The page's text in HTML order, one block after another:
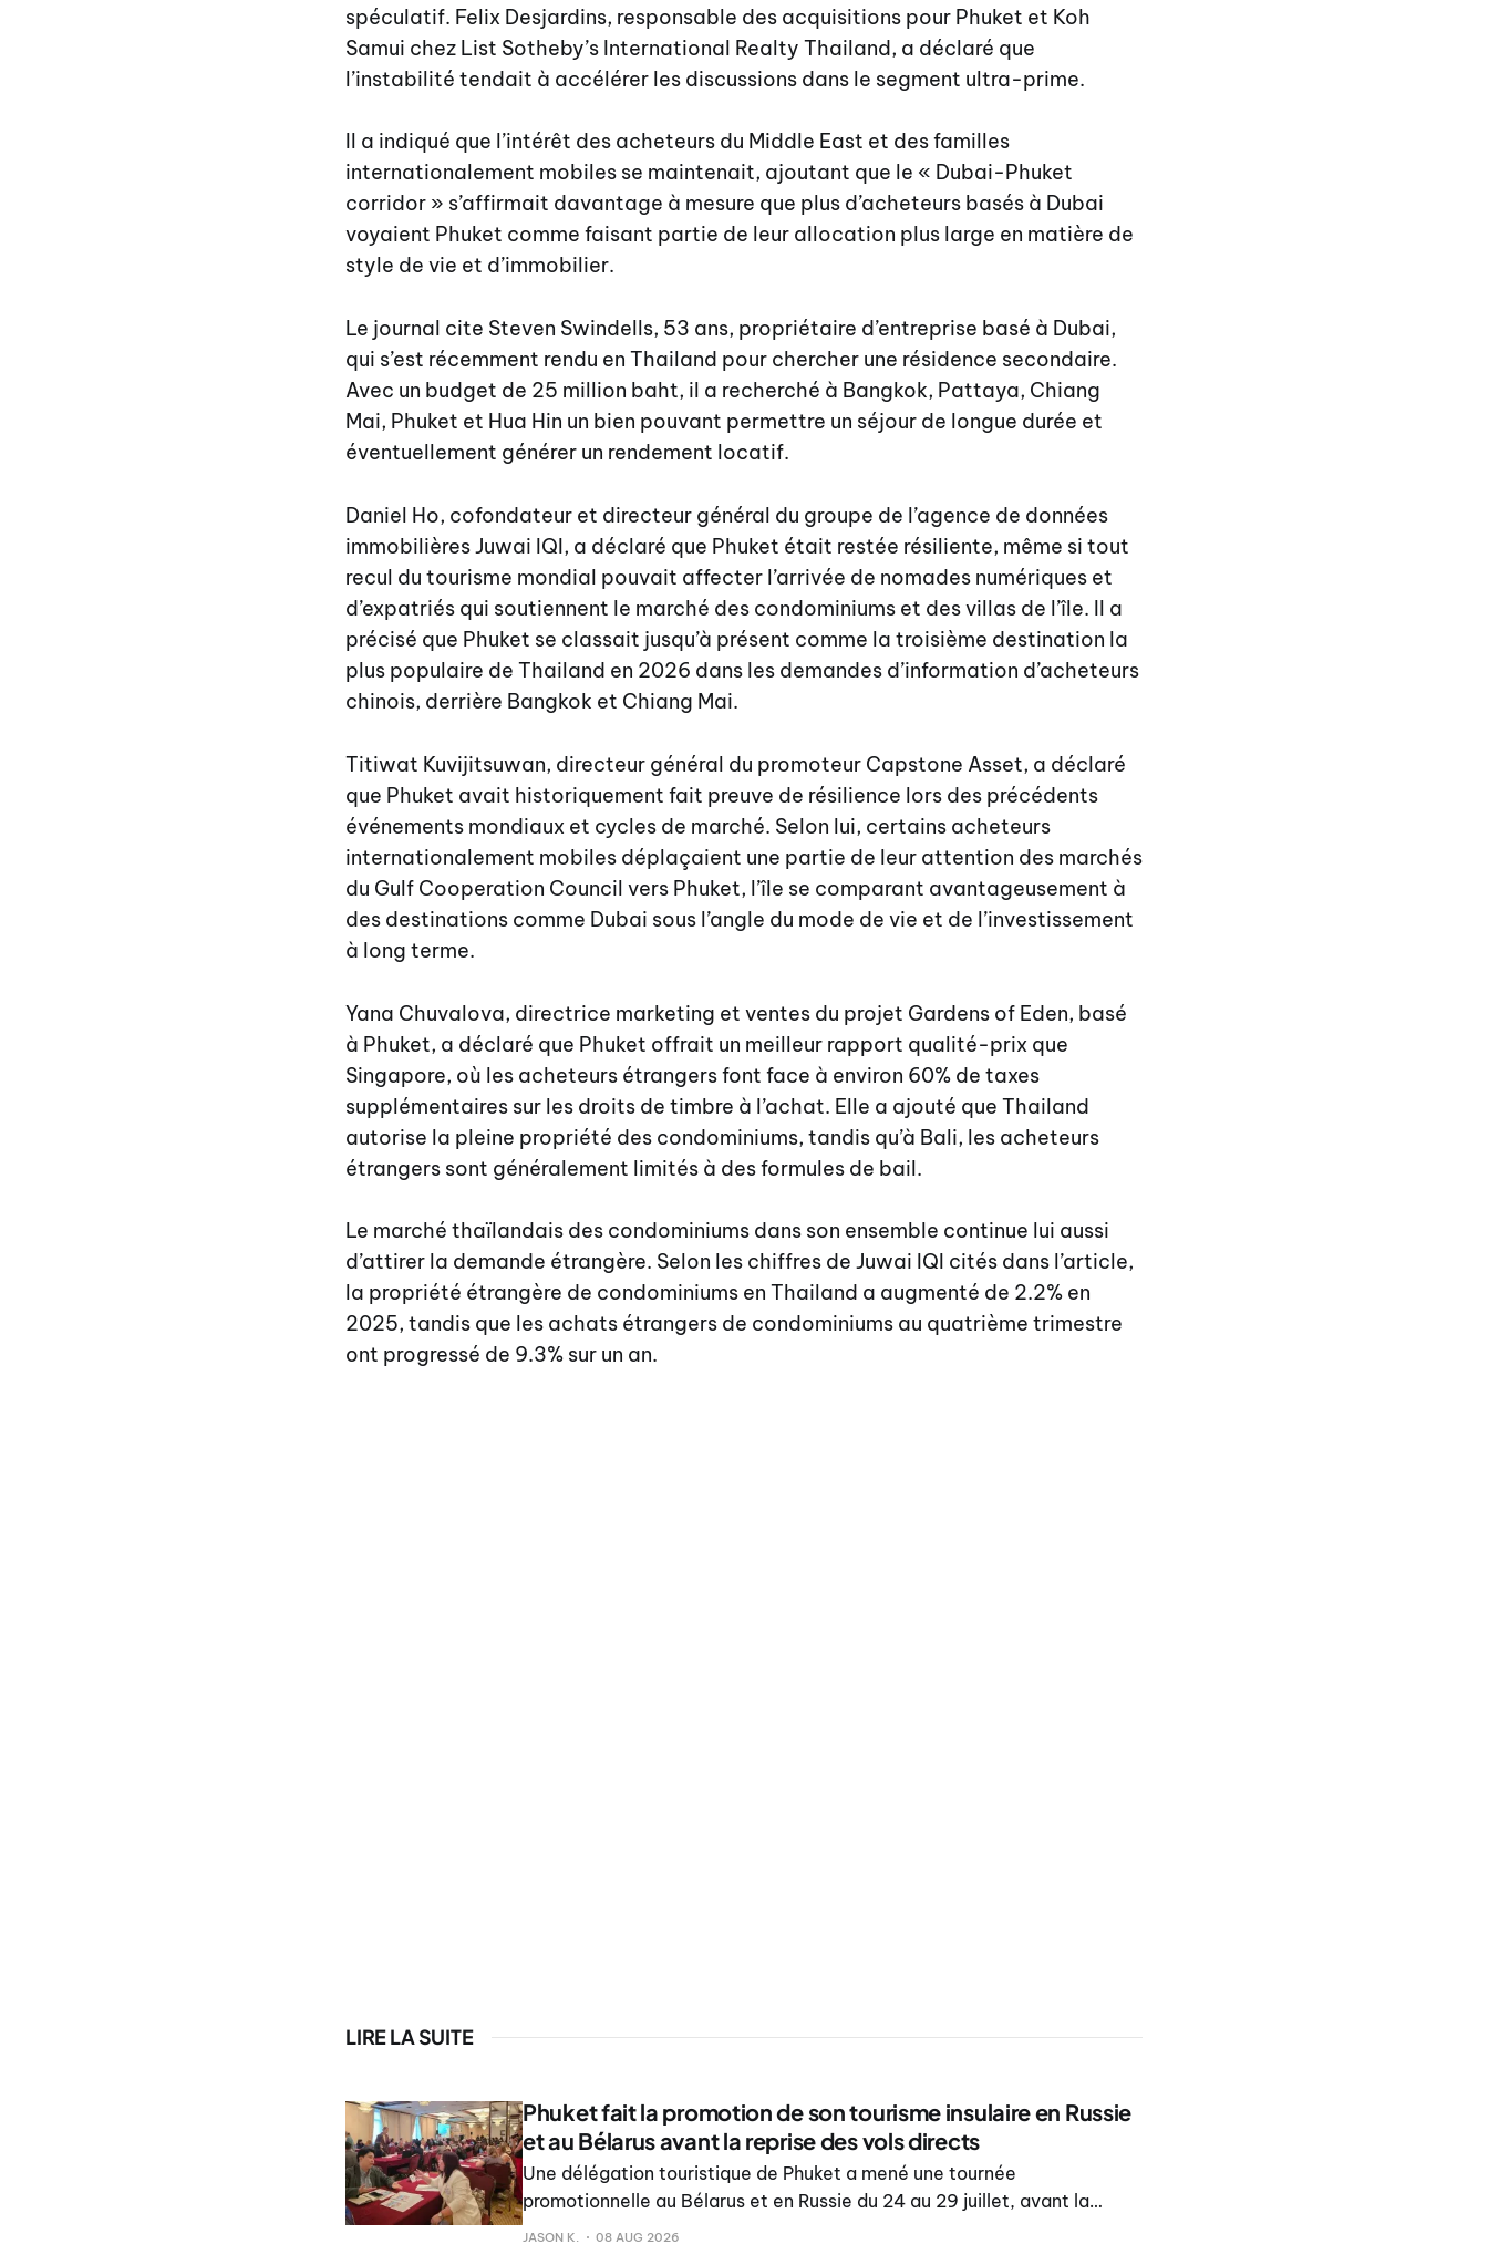
spéculatif. Felix Desjardins, responsable des acquisitions pour Phuket et Koh
Samui chez List Sotheby’s International Realty Thailand, a déclaré que
l’instabilité tendait à accélérer les discussions dans le segment ultra-prime.
Il a indiqué que l’intérêt des acheteurs du Middle East et des familles
internationalement mobiles se maintenait, ajoutant que le « Dubai-Phuket
corridor » s’affirmait davantage à mesure que plus d’acheteurs basés à Dubai
voyaient Phuket comme faisant partie de leur allocation plus large en matière de
style de vie et d’immobilier.
Le journal cite Steven Swindells, 53 ans, propriétaire d’entreprise basé à Dubai,
qui s’est récemment rendu en Thailand pour chercher une résidence secondaire.
Avec un budget de 25 million baht, il a recherché à Bangkok, Pattaya, Chiang
Mai, Phuket et Hua Hin un bien pouvant permettre un séjour de longue durée et
éventuellement générer un rendement locatif.
Daniel Ho, cofondateur et directeur général du groupe de l’agence de données
immobilières Juwai IQI, a déclaré que Phuket était restée résiliente, même si tout
recul du tourisme mondial pouvait affecter l’arrivée de nomades numériques et
d’expatriés qui soutiennent le marché des condominiums et des villas de l’île. Il a
précisé que Phuket se classait jusqu’à présent comme la troisième destination la
plus populaire de Thailand en 2026 dans les demandes d’information d’acheteurs
chinois, derrière Bangkok et Chiang Mai.
Titiwat Kuvijitsuwan, directeur général du promoteur Capstone Asset, a déclaré
que Phuket avait historiquement fait preuve de résilience lors des précédents
événements mondiaux et cycles de marché. Selon lui, certains acheteurs
internationalement mobiles déplaçaient une partie de leur attention des marchés
du Gulf Cooperation Council vers Phuket, l’île se comparant avantageusement à
des destinations comme Dubai sous l’angle du mode de vie et de l’investissement
à long terme.
Yana Chuvalova, directrice marketing et ventes du projet Gardens of Eden, basé
à Phuket, a déclaré que Phuket offrait un meilleur rapport qualité-prix que
Singapore, où les acheteurs étrangers font face à environ 60% de taxes
supplémentaires sur les droits de timbre à l’achat. Elle a ajouté que Thailand
autorise la pleine propriété des condominiums, tandis qu’à Bali, les acheteurs
étrangers sont généralement limités à des formules de bail.
Le marché thaïlandais des condominiums dans son ensemble continue lui aussi
d’attirer la demande étrangère. Selon les chiffres de Juwai IQI cités dans l’article,
la propriété étrangère de condominiums en Thailand a augmenté de 2.2% en
2025, tandis que les achats étrangers de condominiums au quatrième trimestre
ont progressé de 9.3% sur un an.
LIRE LA SUITE
Phuket fait la promotion de son tourisme insulaire en Russie
et au Bélarus avant la reprise des vols directs
Une délégation touristique de Phuket a mené une tournée
promotionnelle au Bélarus et en Russie du 24 au 29 juillet, avant la
reprise prévue des vols directs entre Minsk et Phuket.
JASON K. 08 AUG 2026